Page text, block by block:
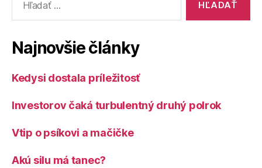
Najnovšie články
Kedysi dostala príležitosť
Investorov čaká turbulentný druhý polrok
Vtip o psíkovi a mačičke
Akú silu má tanec?